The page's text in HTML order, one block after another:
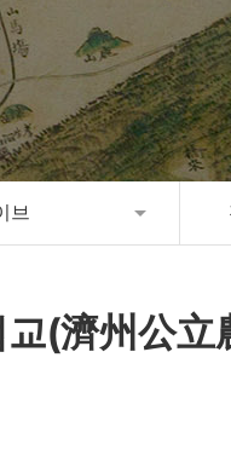
브
(濟州公